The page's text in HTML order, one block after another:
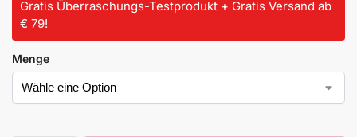
Gratis Überraschungs-Testprodukt + Gratis Versand ab
€ 79!
Menge